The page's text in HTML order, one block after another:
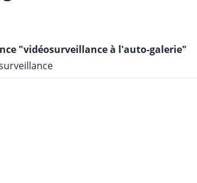
"vidéosurveillance à l'auto-galerie"